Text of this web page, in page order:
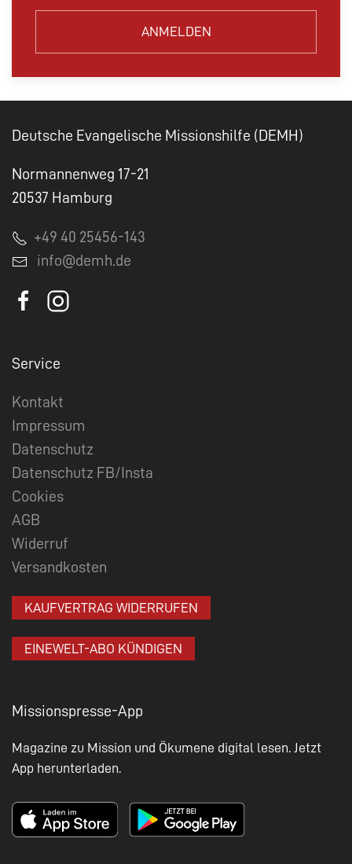
ANMELDEN
Deutsche Evangelische Missionshilfe (DEMH)
Normannenweg 17-21
20537 Hamburg
+49 40 25456-143
info@demh.de
Service
Kontakt
Impressum
Datenschutz
Datenschutz FB/Insta
Cookies
AGB
Widerruf
Versandkosten
KAUFVERTRAG WIDERRUFEN
EINEWELT-ABO KÜNDIGEN
Missionspresse-App
Magazine zu Mission und Ökumene digital lesen. Jetzt
App herunterladen.